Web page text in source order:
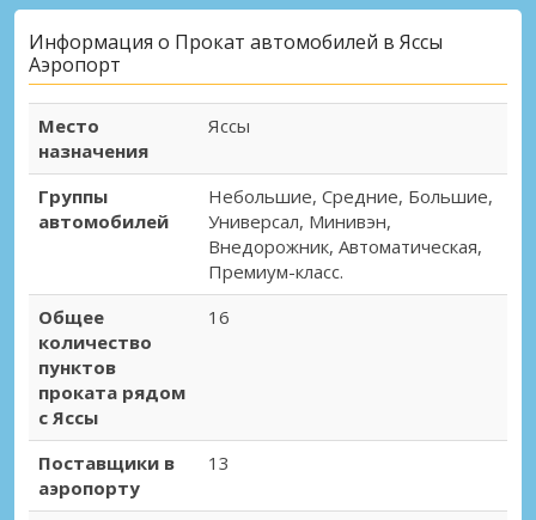
Информация о Прокат автомобилей в Яссы
Аэропорт
Место
назначения
Яссы
Группы
автомобилей
Небольшие, Средние, Большие,
Универсал, Минивэн,
Внедорожник, Автоматическая,
Премиум-класс.
Общее
количество
пунктов
проката рядом
с Яссы
16
Поставщики в
аэропорту
13